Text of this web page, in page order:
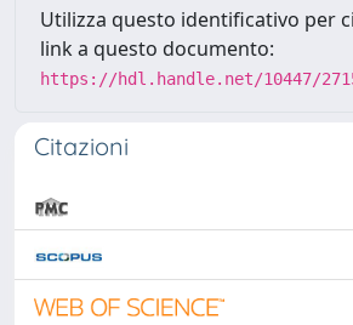
Utilizza questo identificativo per
link a questo documento:
https://hdl.handle.net/10447/
Citazioni